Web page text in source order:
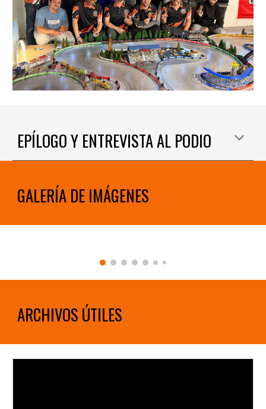
EPÍLOGO Y ENTREVISTA AL PODIO
GALERÍA DE IMÁGENES
ARCHIVOS ÚTILES